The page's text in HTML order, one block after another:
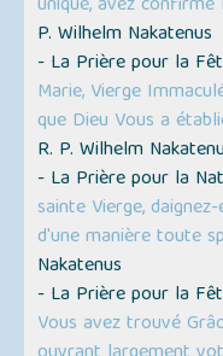
P. Wilhelm Nakatenus
- La Prière pour la
Marie, Vierge
que Dieu Vous a
R. P. Wilhelm
- La Prière pour la
sainte Vierge,
d'une manière toute
Nakatenus
- La Prière pour la
Vous avez trouvé